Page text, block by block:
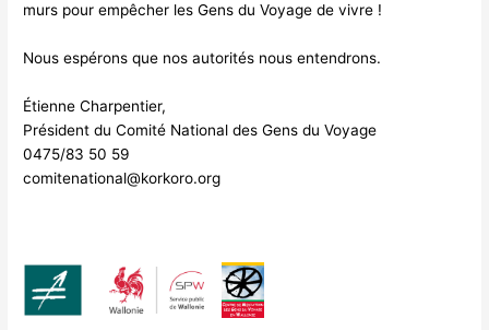
murs pour empêcher les Gens du Voyage de vivre !
Nous espérons que nos autorités nous entendrons.
Étienne Charpentier,
Président du Comité National des Gens du Voyage
0475/83 50 59
comitenational@korkoro.org